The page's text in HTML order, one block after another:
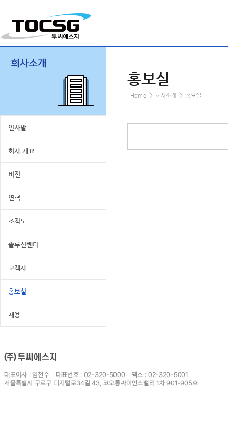
인사말
회사 개요
비전
연혁
조직도
솔루션밴더
고객사
홍보실
채용
홍보실
Home > 회사소개 > 홍보실